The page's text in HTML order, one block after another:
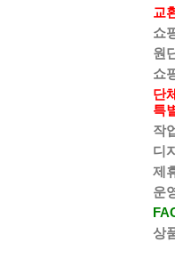
교
쇼
원
쇼
단
특
작
디
제
운
상